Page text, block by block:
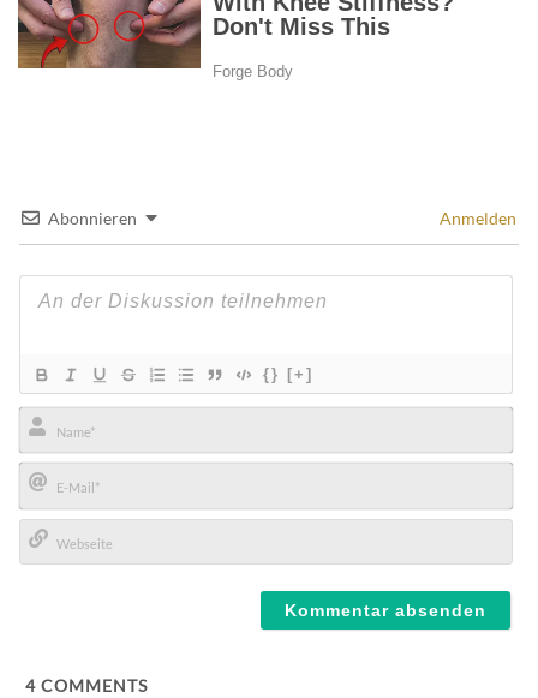
Abonnieren Anmelden
{} [+]
Name*
E-
Mail*
4 COMMENTS